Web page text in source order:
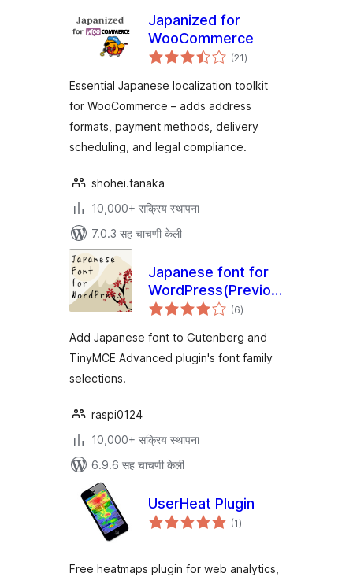
Japanized for
WooCommerce
(21एकूण
मूल्यांकन
)
Essential Japanese localization toolkit
for WooCommerce – adds address
formats, payment methods, delivery
scheduling, and legal compliance.
shohei.tanaka
10,000+ सक्रिय स्थापना
7.0.3 सह चाचणी केली
Japanese font for
WordPress(Previously:
Japanese Font for
(6एकूण
मूल्यांकन
)
Add Japanese font to Gutenberg and
TinyMCE Advanced plugin's font family
selections.
raspi0124
10,000+ सक्रिय स्थापना
6.9.6 सह चाचणी केली
UserHeat Plugin
(1एकूण
मूल्यांकन
)
Free heatmaps plugin for web analytics,